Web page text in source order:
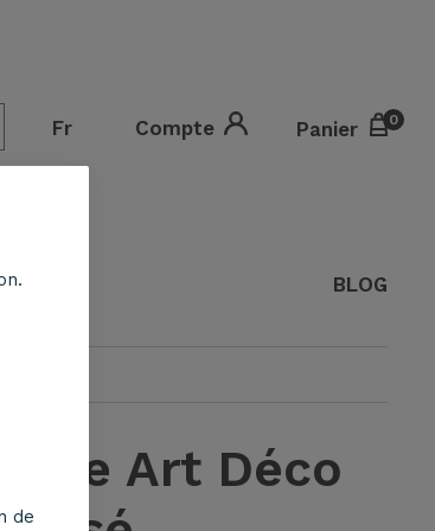
Fr Panier 0
0
Compte
PRO BLOG
Art Déco
de